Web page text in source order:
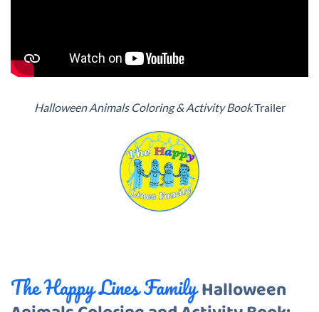
Halloween Animals Coloring & Activity BookTrailer
The Happy Lines FamilyHalloween